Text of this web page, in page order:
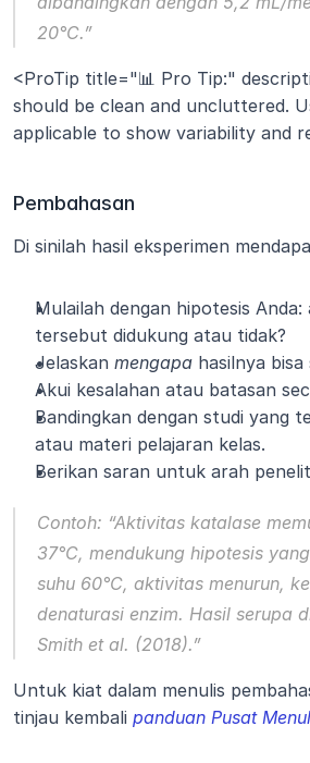
20°C.”
<ProTip title="📊 Pro Tip:"
should be clean and uncluttered.
applicable to show variability and
Pembahasan
Di sinilah hasil eksperimen
Mulailah dengan hipotesis
tersebut didukung atau tidak?
Jelaskan mengapa hasilnya
Akui kesalahan atau batasan
Bandingkan dengan studi yang
atau materi pelajaran kelas.
Berikan saran untuk arah
Contoh: “Aktivitas katalase
37°C, mendukung hipotesis
suhu 60°C, aktivitas menurun,
denaturasi enzim. Hasil serupa
Smith et al. (2018).”
Untuk kiat dalam menulis
tinjau kembali panduan Pusat